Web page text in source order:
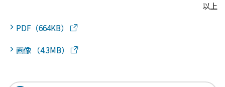
以上
PDF（664KB）
画像 （4.3MB）